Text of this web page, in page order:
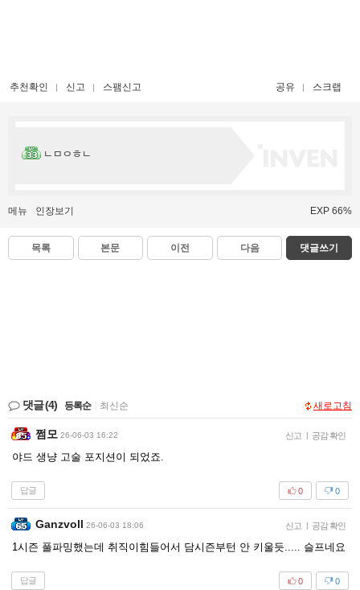
추천확인 신고 스팸신고 공유 스크랩
ㄴㅁㅇㅎㄴ
메뉴 인장보기 EXP 66%
목록 본문 이전 다음 댓글쓰기
댓글(4) 등록순 최신순 새로고침
쩜모 26-06-03 16:22 신고 | 공감 확인
야드 생냥 고술 포지션이 되었죠.
답글 0
0
Ganzvoll 26-06-03 18:06 신고 | 공감 확인
1시즌 풀파밍했는데 취직이힘들어서 담시즌부턴 안 키울듯..... 슬프네요
답글 0
0